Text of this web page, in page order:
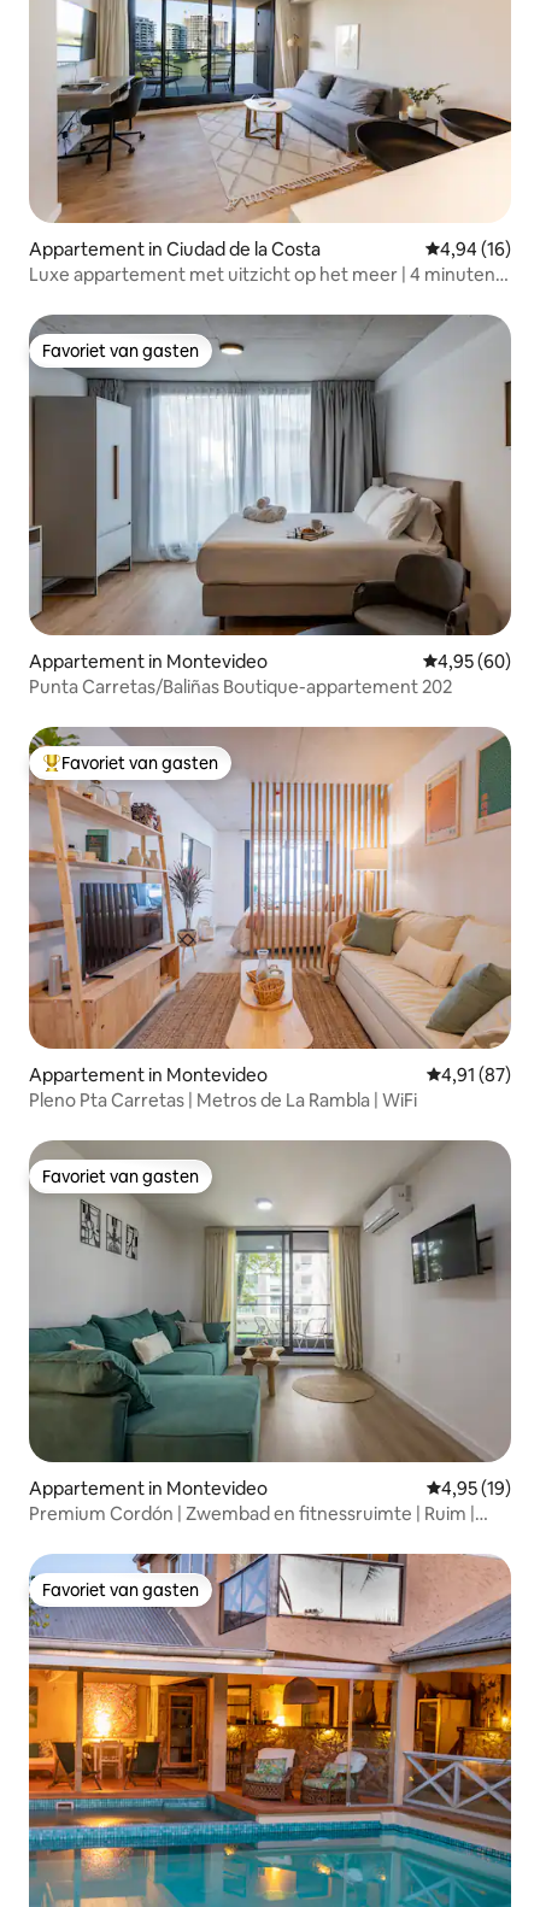
Appartement in Ciudad de la Costa Gemiddelde
4,94 (16)
Luxe appartement met uitzicht op het meer | 4 minuten
Favoriet van gasten
Favoriet van gasten
Appartement in Montevideo Gemiddelde
4,95 (60)
Punta Carretas/Baliñas Boutique-appartement 202
Topfavoriet van gasten
Favoriet van gasten
Appartement in Montevideo Gemiddelde
4,91 (87)
Pleno Pta Carretas | Metros de La Rambla | WiFi
Favoriet van gasten
Favoriet van gasten
Appartement in Montevideo Gemiddelde
4,95 (19)
Premium Cordón | Zwembad en fitnessruimte | Ruim |
Favoriet van gasten
Favoriet van gasten